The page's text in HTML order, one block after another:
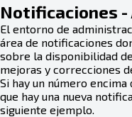
Notificaciones
El entorno de
área de notificaciones
sobre la disponibilidad
mejoras y correcciones
Si hay un número
que hay una nueva
siguiente ejemplo.